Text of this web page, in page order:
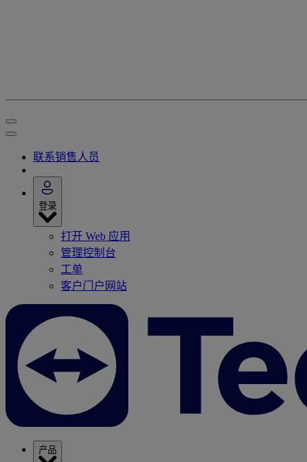
联系销售人员
登录
打开 Web 应用
管理控制台
工单
客户门户网站
产品